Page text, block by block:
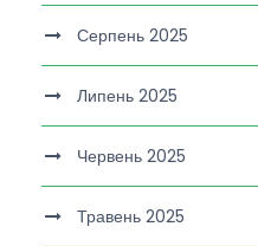
Серпень 2025
Липень 2025
Червень 2025
Травень 2025